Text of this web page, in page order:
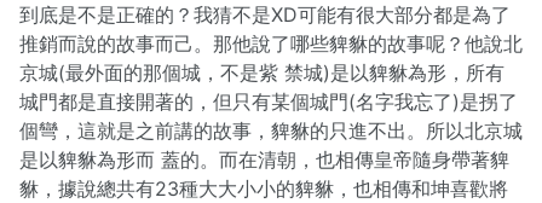
到底是不是正確的？我猜不是XD可能有很大部分都是為了
推銷而說的故事而己。那他說了哪些貏貅的故事呢？他說北
京城(最外面的那個城，不是紫 禁城)是以貏貅為形，所有
城門都是直接開著的，但只有某個城門(名字我忘了)是拐了
個彎，這就是之前講的故事，貏貅的只進不出。所以北京城
是以貏貅為形而 蓋的。而在清朝，也相傳皇帝隨身帶著貏
貅，據說總共有23種大大小小的貏貅，也相傳和坤喜歡將